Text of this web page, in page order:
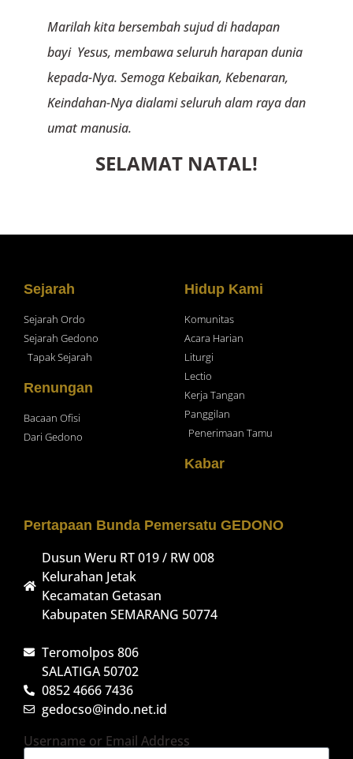
Marilah kita bersembah sujud di hadapan
bayi Yesus, membawa seluruh harapan dunia
kepada-Nya. Semoga Kebaikan, Kebenaran,
Keindahan-Nya dialami seluruh alam raya dan
umat manusia.
SELAMAT NATAL!
Sejarah
Sejarah Ordo
Sejarah Gedono
Tapak Sejarah
Renungan
Bacaan Ofisi
Dari Gedono
Hidup Kami
Komunitas
Acara Harian
Liturgi
Lectio
Kerja Tangan
Panggilan
Penerimaan Tamu
Kabar
Pertapaan Bunda Pemersatu GEDONO
Dusun Weru RT 019 / RW 008
Kelurahan Jetak
Kecamatan Getasan
Kabupaten SEMARANG 50774
Teromolpos 806
SALATIGA 50702
0852 4666 7436
gedocso@indo.net.id
Username or Email Address